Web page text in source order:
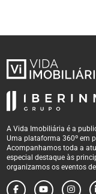
Autores
Política de
A Vida Imobiliária é a
Uma plataforma 360º em
Acompanhamos toda a
especial destaque às
organizamos os eventos